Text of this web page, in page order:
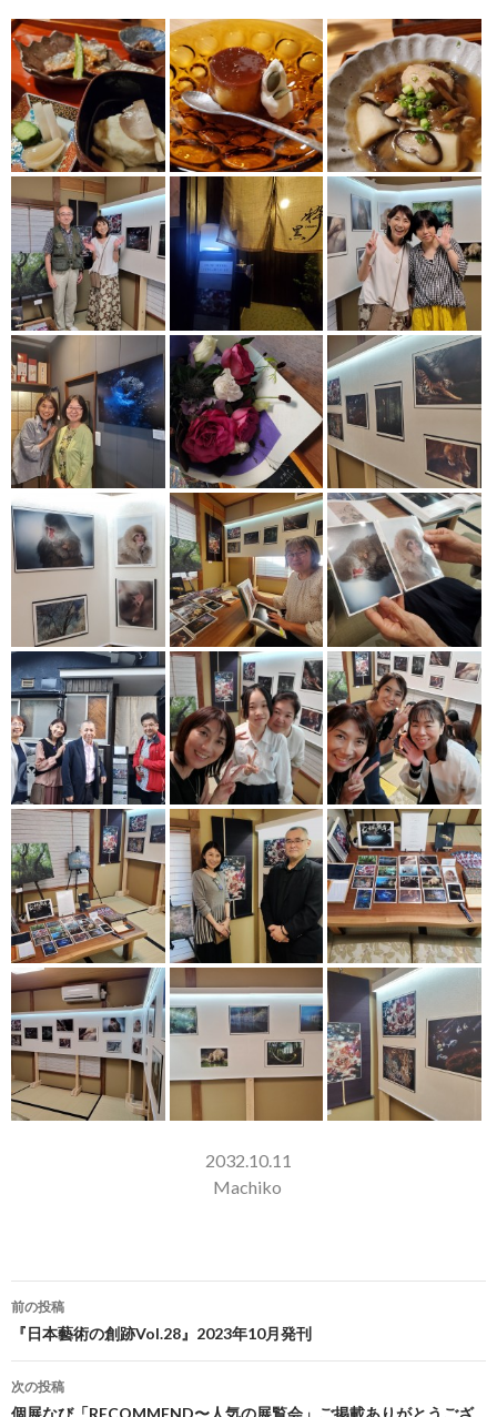
2032.10.11
Machiko
投稿ナビゲーション
前の投稿
『日本藝術の創跡Vol.28』2023年10月発刊
次の投稿